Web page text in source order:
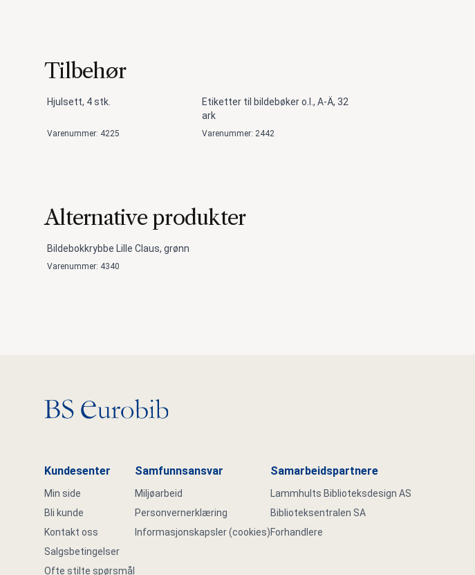
Tilbehør
Hjulsett, 4 stk.
Varenummer: 4225
Etiketter til bildebøker o.l., A-Ä, 32
ark
Varenummer: 2442
Alternative produkter
Bildebokkrybbe Lille Claus, grønn
Varenummer: 4340
Gå til hovedsiden
Kundesenter
Min side
Bli kunde
Kontakt oss
Salgsbetingelser
Ofte stilte spørsmål
Samfunnsansvar
Miljøarbeid
Personvernerklæring
Informasjonskapsler (cookies)
Samarbeidspartnere
Lammhults Biblioteksdesign AS
Biblioteksentralen SA
Forhandlere